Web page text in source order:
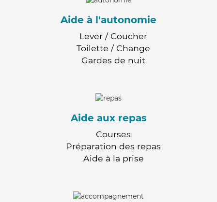
Aide à l'autonomie
Lever / Coucher
Toilette / Change
Gardes de nuit
Aide aux repas
Courses
Préparation des repas
Aide à la prise